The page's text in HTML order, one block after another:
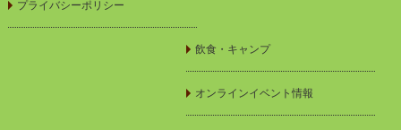
プライバシーポリシー
飲食・キャンプ
オンラインイベント情報